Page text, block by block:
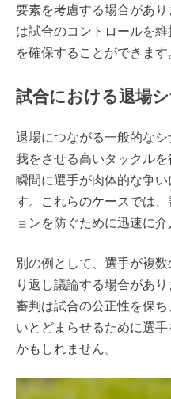
要素を考慮する場合があ
は試合のコントロールを
を確保することができます
試合における退場
退場につながる一般的な
我をさせる高いタックル
瞬間に選手が肉体的な争
す。これらのケースでは
ョンを防ぐために迅速に
別の例として、選手が複
り返し議論する場合があ
審判は試合の公正性を保
いとどまらせるために選
かもしれません。